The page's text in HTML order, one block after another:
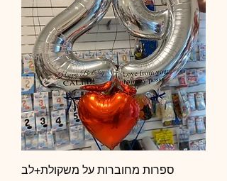
ספרות מחוברות על משקולת+לב